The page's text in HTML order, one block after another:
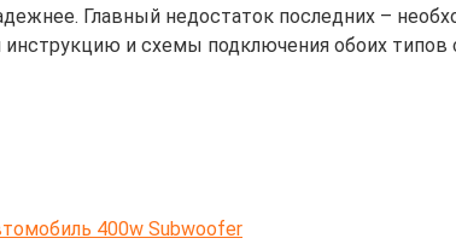
Главный недостаток последних –
и схемы подключения обоих типов
400w Subwoofer